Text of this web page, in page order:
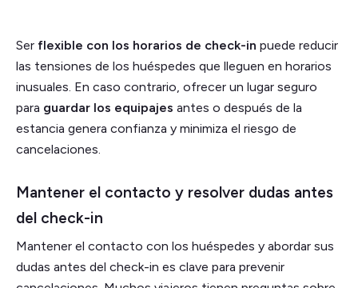
Ser flexible con los horarios de check-in puede reducir
las tensiones de los huéspedes que lleguen en horarios
inusuales. En caso contrario, ofrecer un lugar seguro
para guardar los equipajes antes o después de la
estancia genera confianza y minimiza el riesgo de
cancelaciones.
Mantener el contacto y resolver dudas antes
del check-in
Mantener el contacto con los huéspedes y abordar sus
dudas antes del check-in es clave para prevenir